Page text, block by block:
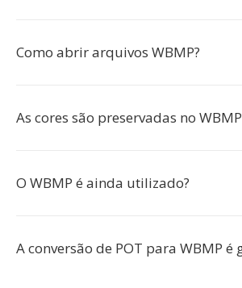
Como abrir arquivos WBMP?
As cores são preservadas no
O WBMP é ainda utilizado?
A conversão de POT para WBMP é